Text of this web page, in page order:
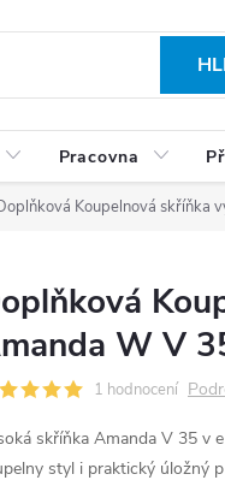
Pracovna
Koupelnová skříňka
W V
1 hodnocení
skříňka Amanda V 35 v
styl i praktický úložný